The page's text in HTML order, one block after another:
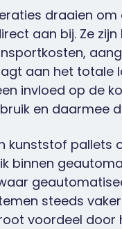
draaien
aan bij. Ze
aan het totale
invloed op de
en daarmee
kunststof pallets
binnen
steeds
voordeel door